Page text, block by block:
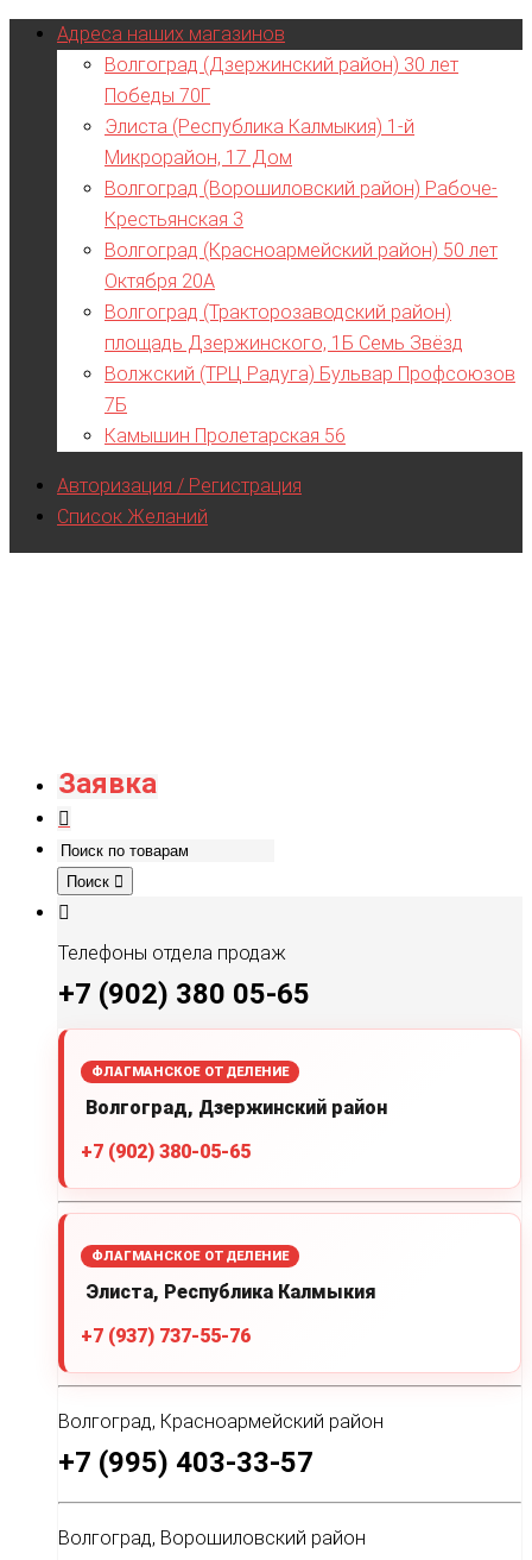
Адреса наших магазинов
Волгоград (Дзержинский район) 30 лет
Победы 70Г
Элиста (Республика Калмыкия) 1-й
Микрорайон, 17 Дом
Волгоград (Ворошиловский район) Рабоче-
Крестьянская 3
Волгоград (Красноармейский район) 50 лет
Октября 20А
Волгоград (Тракторозаводский район)
площадь Дзержинского, 1Б Семь Звёзд
Волжский (ТРЦ Радуга) Бульвар Профсоюзов
7Б
Камышин Пролетарская 56
Авторизация / Регистрация
Список Желаний
Заявка
Поиск
Телефоны отдела продаж
+7 (902) 380 05-65
ФЛАГМАНСКОЕ ОТДЕЛЕНИЕ
Волгоград, Дзержинский район
+7 (902) 380-05-65
ФЛАГМАНСКОЕ ОТДЕЛЕНИЕ
Элиста, Республика Калмыкия
+7 (937) 737-55-76
Волгоград, Красноармейский район
+7 (995) 403-33-57
Волгоград, Ворошиловский район